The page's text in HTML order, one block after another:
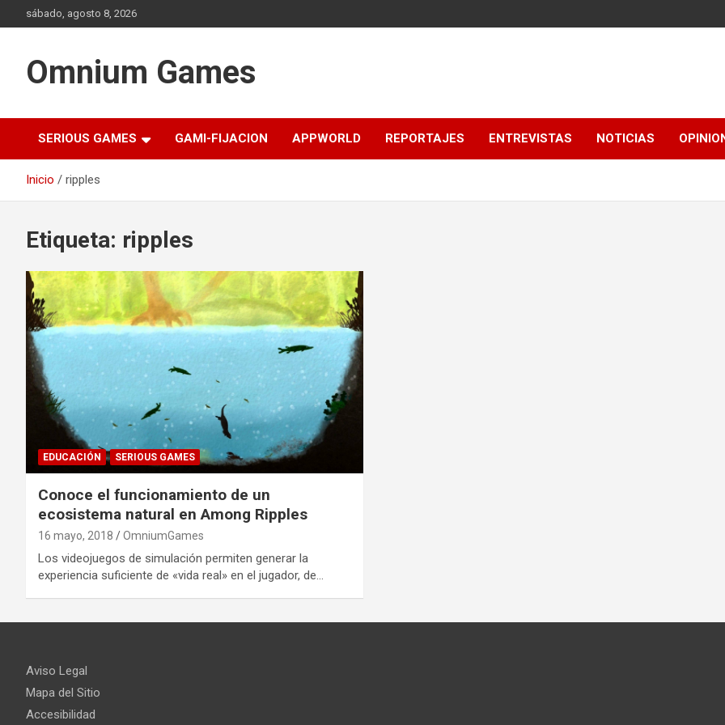
al
sábado, agosto 8, 2026
Omnium Games
SERIOUS GAMES GAMI-FIJACION APPWORLD REPORTAJES ENTREVISTAS NOTICIAS
Inicio ripples
Etiqueta: ripples
EDUCACIÓN SERIOUS GAMES
Conoce el funcionamiento de un
ecosistema natural en Among Ripples
16 mayo, 2018 OmniumGames
Los videojuegos de simulación permiten generar la
experiencia suficiente de «vida real» en el jugador, de…
Aviso Legal
Mapa del Sitio
Accesibilidad